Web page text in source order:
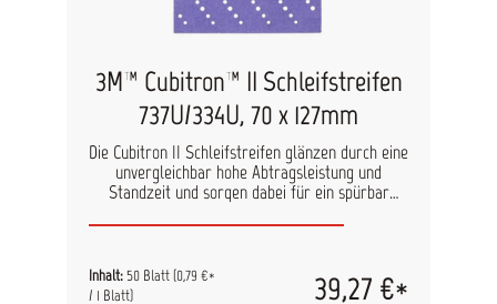
P600, P800, P1000, P1200, P1500, P2000
3M™ Cubitron™ II Schleifstreifen
737U/334U, 70 x 127mm
Die Cubitron II Schleifstreifen glänzen durch eine
unvergleichbar hohe Abtragsleistung und
Standzeit und sorgen dabei für ein spürbar
pfeilförmige Lochung wird eine optimale
pro Pack Maße: 70 mm x 127 mm
Inhalt:50 Blatt(0,79 €*
/ 1 Blatt)
39,27 €*